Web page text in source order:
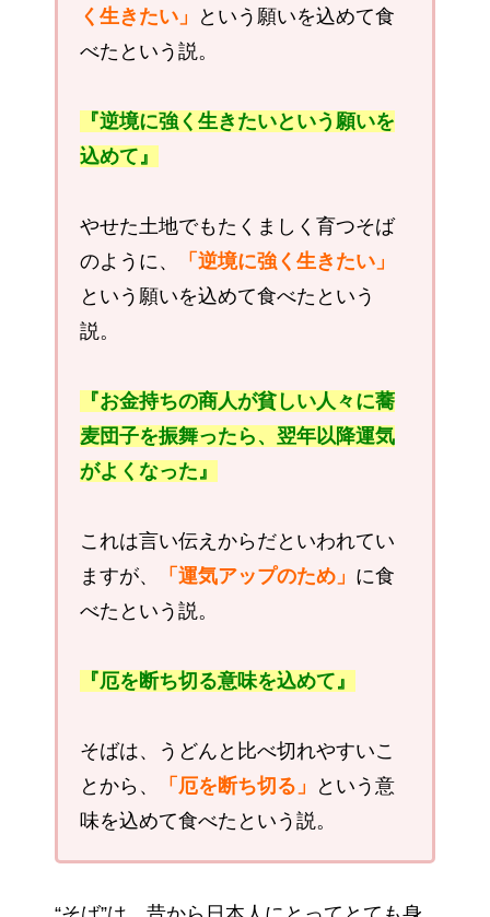
く生きたい」
という願いを込めて食
べたという説。
『逆境に強く生きたいという願いを
込めて』
やせた土地でもたくましく育つそば
のように、
「逆境に強く生きたい」
という願いを込めて食べたという
説。
『お金持ちの商人が貧しい人々に蕎
麦団子を振舞ったら、翌年以降運気
がよくなった』
これは言い伝えからだといわれてい
ますが、
「運気アップのため」 に食
べたという説。
『厄を断ち切る意味を込めて』
そばは、うどんと比べ切れやすいこ
とから、
「厄を断ち切る」
という意
味を込めて食べたという説。